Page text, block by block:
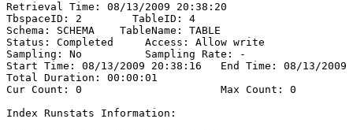
Retrieval Time: 08/13/2009 20:38:20
TbspaceID: 2        TableID: 4
Schema: SCHEMA    TableName: TABLE
Status: Completed     Access: Allow write
Sampling: No          Sampling Rate: -
Start Time: 08/13/2009 20:38:16   End Time: 08/13/2009
Total Duration: 00:00:01
Cur Count: 0                      Max Count: 0
Index Runstats Information: